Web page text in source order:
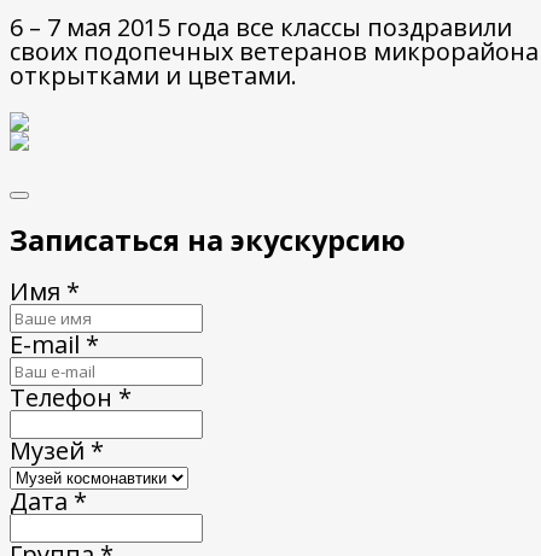
6 – 7 мая 2015 года все классы поздравили
своих подопечных ветеранов микрорайона
открытками и цветами.
Записаться на экускурсию
Имя *
E-mail *
Телефон *
Музей *
Дата *